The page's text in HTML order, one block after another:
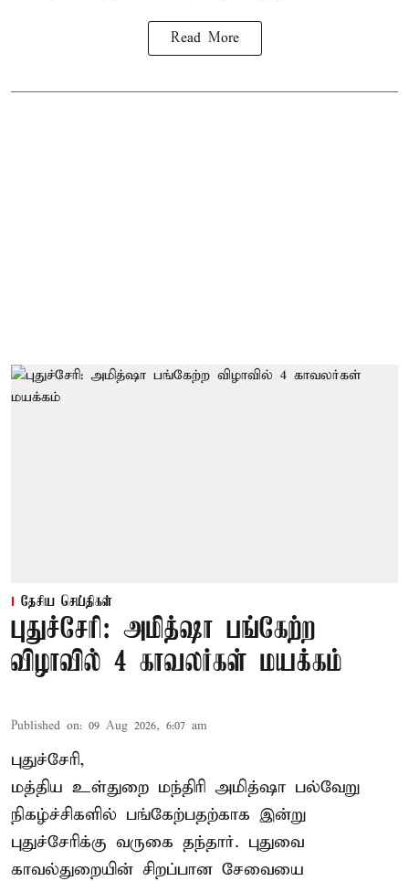
Read More
தேசிய செய்திகள்
புதுச்சேரி: அமித்ஷா பங்கேற்ற
விழாவில் 4 காவலர்கள் மயக்கம்
Published on: 09 Aug 2026, 6:07 am
புதுச்சேரி,
மத்திய உள்துறை மந்திரி அமித்ஷா பல்வேறு
நிகழ்ச்சிகளில் பங்கேற்பதற்காக இன்று
புதுச்சேரிக்கு வருகை தந்தார். புதுவை
காவல்துறையின் சிறப்பான சேவையை